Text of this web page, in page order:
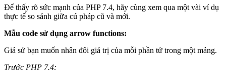
Để thấy rõ sức mạnh của PHP 7.4, hãy cùng xem qua một vài ví dụ
thực tế so sánh giữa cú pháp cũ và mới.
Mẫu code sử dụng arrow functions:
Giả sử bạn muốn nhân đôi giá trị của mỗi phần tử trong một mảng.
Trước PHP 7.4: